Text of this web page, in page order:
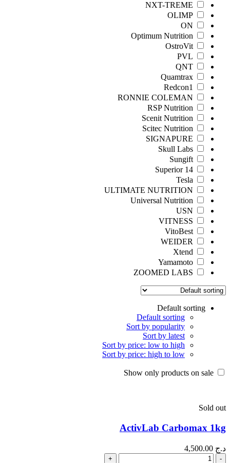
NXT-TREME
OLIMP
ON
Optimum Nutrition
OstroVit
PVL
QNT
Quamtrax
Redcon1
RONNIE COLEMAN
RSP Nutrition
Scenit Nutrition
Scitec Nutrition
SIGNAPURE
Skull Labs
Sungift
Superior 14
Tesla
ULTIMATE NUTRITION
Universal Nutrition
USN
VITNESS
VitoBest
WEIDER
Xtend
Yamamoto
ZOOMED LABS
Default sorting
Default sorting
Sort by popularity
Sort by latest
Sort by price: low to high
Sort by price: high to low
Sold out
ActivLab Carbomax 1kg
د.ج
Quantity